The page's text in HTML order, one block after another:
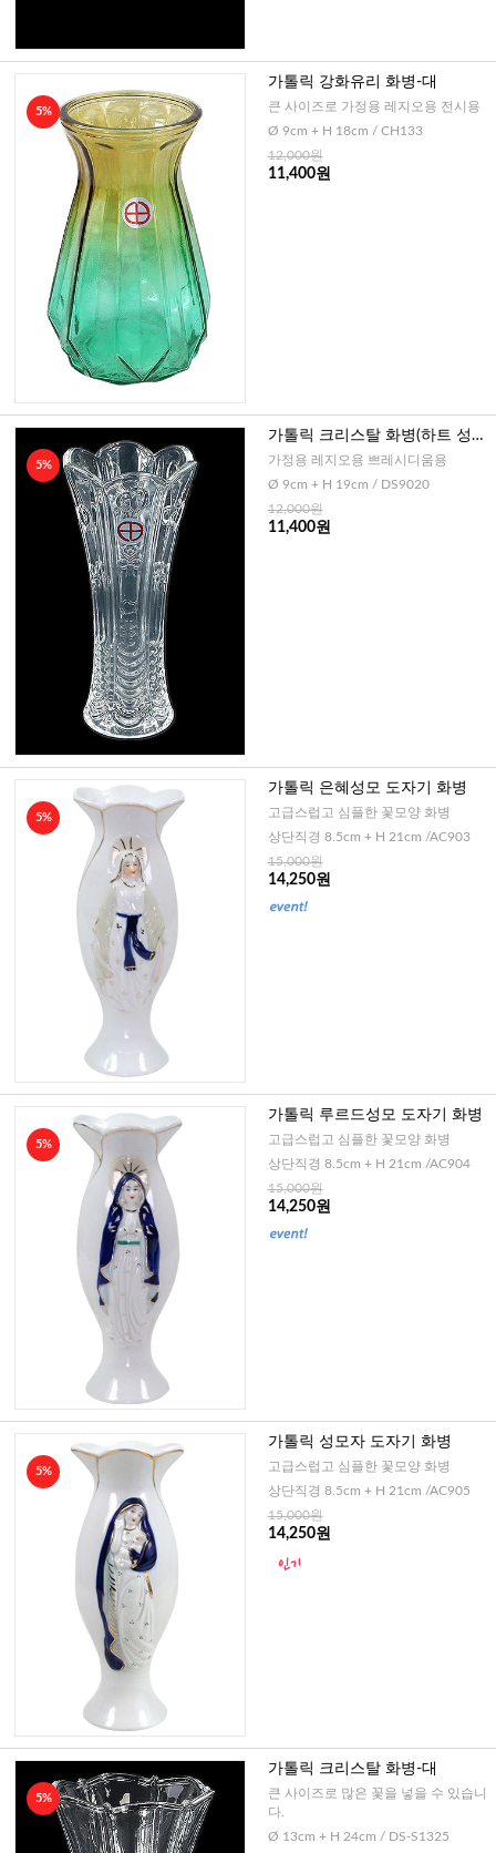
5%
가톨릭 강화유리 화병-대
큰 사이즈로 가정용 레지오용 전시용
Ø 9cm + H 18cm / CH133
12,000원
11,400원
5%
가톨릭 크리스탈 화병(하트 성체
마크)
가정용 레지오용 쁘레시디움용
Ø 9cm + H 19cm / DS9020
12,000원
11,400원
5%
가톨릭 은혜성모 도자기 화병
고급스럽고 심플한 꽃모양 화병
상단직경 8.5cm + H 21cm /AC903
15,000원
14,250원
5%
가톨릭 루르드성모 도자기 화병
고급스럽고 심플한 꽃모양 화병
상단직경 8.5cm + H 21cm /AC904
15,000원
14,250원
5%
가톨릭 성모자 도자기 화병
고급스럽고 심플한 꽃모양 화병
상단직경 8.5cm + H 21cm /AC905
15,000원
14,250원
5%
가톨릭 크리스탈 화병-대
큰 사이즈로 많은 꽃을 넣을 수 있습니
다.
Ø 13cm + H 24cm / DS-S1325